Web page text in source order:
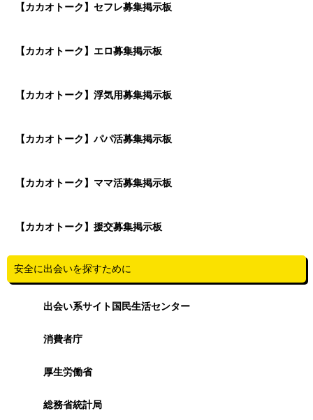
【カカオトーク】セフレ募集掲示板
【カカオトーク】エロ募集掲示板
【カカオトーク】浮気用募集掲示板
【カカオトーク】パパ活募集掲示板
【カカオトーク】ママ活募集掲示板
【カカオトーク】援交募集掲示板
安全に出会いを探すために
出会い系サイト国民生活センター
消費者庁
厚生労働省
総務省統計局